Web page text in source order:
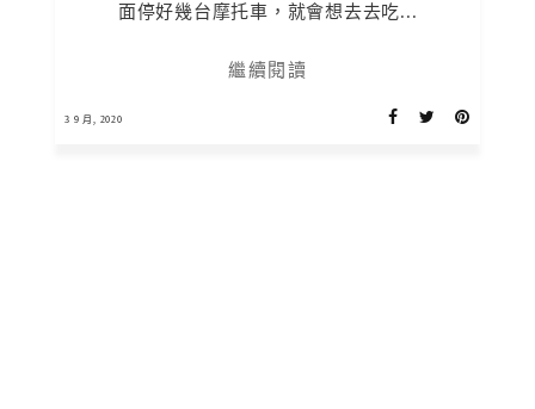
面停好幾台摩托車，就會想去去吃...
繼續閱讀
3 9 月, 2020